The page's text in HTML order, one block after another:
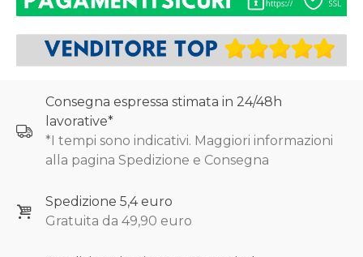
Consegna espressa stimata in 24/48h
lavorative*
*I tempi sono indicativi. Maggiori informazioni
alla pagina Spedizione e Consegna
Spedizione 5,4 euro
Gratuita da 49,90 euro